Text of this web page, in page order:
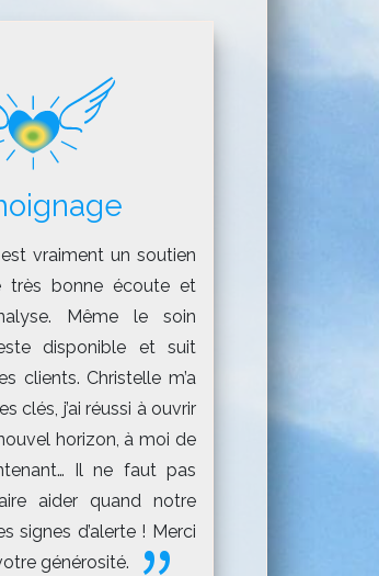
vraiment un soutien
très bonne écoute et
Même le soin
disponible et suit
clients. Christelle m’a
clés, j’ai réussi à ouvrir
horizon, à moi de
Il ne faut pas
aider quand notre
signes d’alerte ! Merci
générosité.